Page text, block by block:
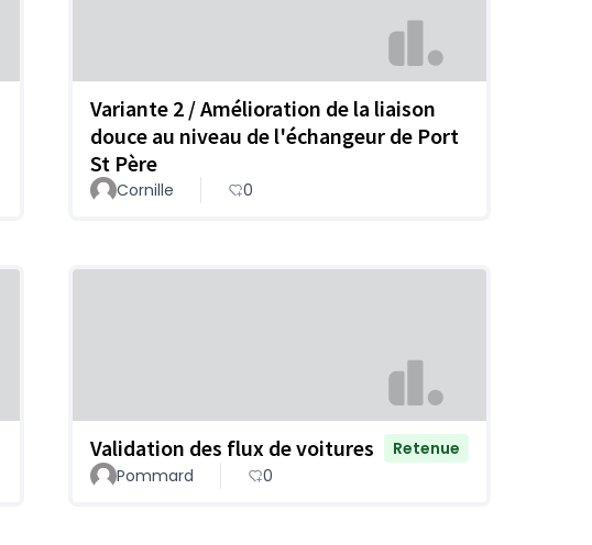
Variante 2 / Amélioration de la liaison
douce au niveau de l'échangeur de Port
St Père
Cornille 0
Validation des flux de voitures
Retenue
Pommard
0